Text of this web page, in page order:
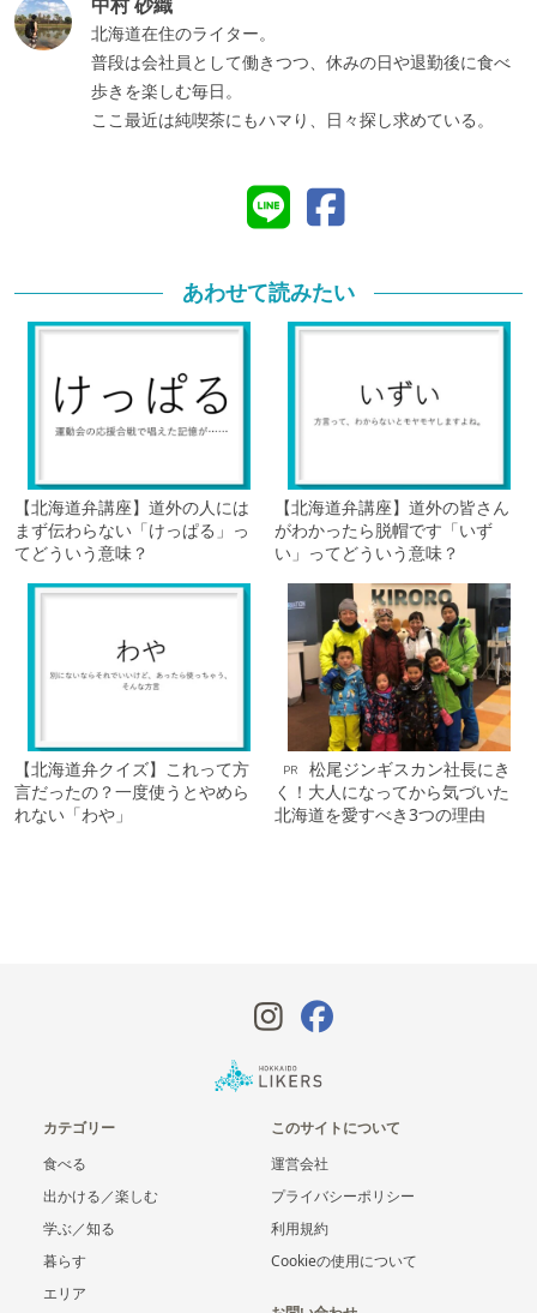
北海道在住のライター。
普段は会社員として働きつつ、休みの日や退勤後に食べ
歩きを楽しむ毎日。
ここ最近は純喫茶にもハマり、日々探し求めている。
あわせて読みたい
【北海道弁講座】道外の人には
まず伝わらない「けっぱる」っ
てどういう意味？
【北海道弁講座】道外の皆さん
がわかったら脱帽です「いず
い」ってどういう意味？
【北海道弁クイズ】これって方
言だったの？一度使うとやめら
れない「わや」
PR
松尾ジンギスカン社長にき
く！大人になってから気づいた
北海道を愛すべき3つの理由
カテゴリー
食べる
出かける／楽しむ
学ぶ／知る
暮らす
エリア
このサイトについて
運営会社
プライバシーポリシー
利用規約
Cookieの使用について